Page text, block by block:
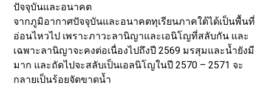
ปัจจุบันและอนาคต
จากภูมิอากาศปัจจุบันและอนาคตทุเรียนภาคใต้ได้เป็นพื้นที่
อ่อนไหวไป เพราะภาวะลานิญาและเอนิโญที่สลับกัน และ
เฉพาะลานิญาจะคงต่อเนื่องไปถึงปี 2569 มรสุมและน้ำยังมี
มาก และถัดไปจะสลับเป็นเอลนิโญในปี 2570 – 2571 จะ
กลายเป็นร้อยจัดขาดน้ำ